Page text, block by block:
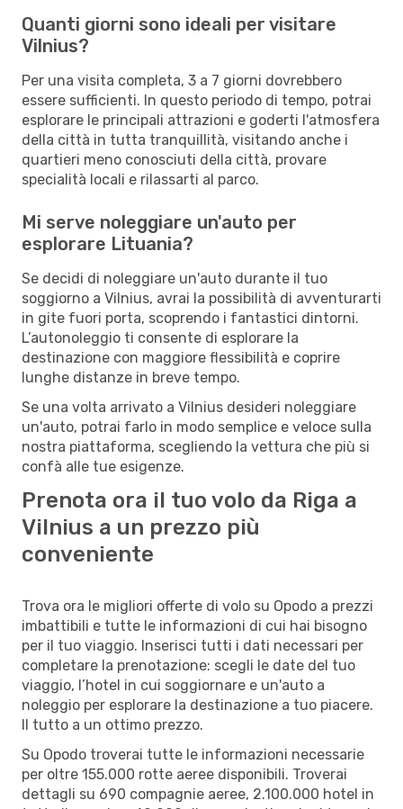
Quanti giorni sono ideali per visitare
Vilnius?
Per una visita completa, 3 a 7 giorni dovrebbero
essere sufficienti. In questo periodo di tempo, potrai
esplorare le principali attrazioni e goderti l'atmosfera
della città in tutta tranquillità, visitando anche i
quartieri meno conosciuti della città, provare
specialità locali e rilassarti al parco.
Mi serve noleggiare un'auto per
esplorare Lituania?
Se decidi di noleggiare un'auto durante il tuo
soggiorno a Vilnius, avrai la possibilità di avventurarti
in gite fuori porta, scoprendo i fantastici dintorni.
L’autonoleggio ti consente di esplorare la
destinazione con maggiore flessibilità e coprire
lunghe distanze in breve tempo.
Se una volta arrivato a Vilnius desideri noleggiare
un'auto, potrai farlo in modo semplice e veloce sulla
nostra piattaforma, scegliendo la vettura che più si
confà alle tue esigenze.
Prenota ora il tuo volo da Riga a
Vilnius a un prezzo più
conveniente
Trova ora le migliori offerte di volo su Opodo a prezzi
imbattibili e tutte le informazioni di cui hai bisogno
per il tuo viaggio. Inserisci tutti i dati necessari per
completare la prenotazione: scegli le date del tuo
viaggio, l’hotel in cui soggiornare e un'auto a
noleggio per esplorare la destinazione a tuo piacere.
Il tutto a un ottimo prezzo.
Su Opodo troverai tutte le informazioni necessarie
per oltre 155.000 rotte aeree disponibili. Troverai
dettagli su 690 compagnie aeree, 2.100.000 hotel in